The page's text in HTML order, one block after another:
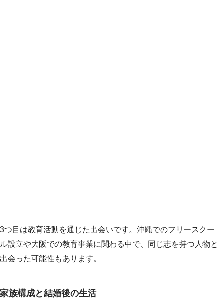
3つ目は教育活動を通じた出会いです。沖縄でのフリースクー
ル設立や大阪での教育事業に関わる中で、同じ志を持つ人物と
出会った可能性もあります。
家族構成と結婚後の生活